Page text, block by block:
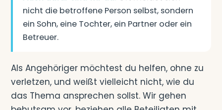
nicht die betroffene Person selbst, sondern
ein Sohn, eine Tochter, ein Partner oder ein
Betreuer.
Als Angehöriger möchtest du helfen, ohne zu
verletzen, und weißt vielleicht nicht, wie du
das Thema ansprechen sollst. Wir gehen